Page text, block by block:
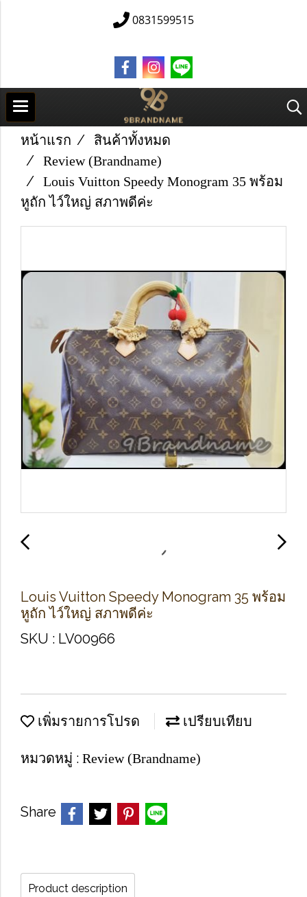
0831599515
หน้าแรก
สินค้าทั้งหมด
Review (Brandname)
Louis Vuitton Speedy Monogram 35 พร้อม
หูถัก ไว์ใหญ่ สภาพดีค่ะ
Louis Vuitton Speedy Monogram 35 พร้อม
หูถัก ไว์ใหญ่ สภาพดีค่ะ
SKU : LV00966
เพิ่มรายการโปรด เปรียบเทียบ
หมวดหมู่ : Review (Brandname)
Share
Product description